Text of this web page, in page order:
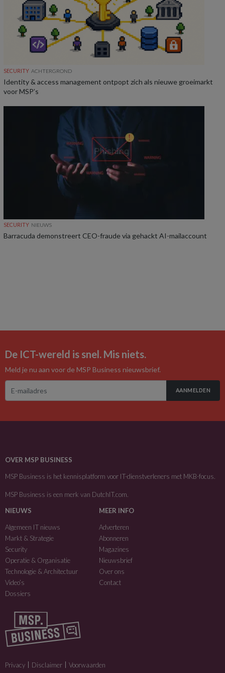
SECURITY ACHTERGROND
Identity & access management ontpopt zich als nieuwe groeimarkt
voor MSP’s
SECURITY NIEUWS
Barracuda demonstreert CEO-fraude via gehackt AI-mailaccount
De ICT-wereld is snel. Mis niets.
Meld je nu aan voor de MSP Business nieuwsbrief.
AANMELDEN
OVER MSP BUSINESS
MSP Business is het kennisplatform voor IT-dienstverleners met MKB-focus.
MSP Business is een merk van DutchIT.com.
NIEUWS
Algemeen IT nieuws
Markt & Strategie
Security
Operatie & Organisatie
Technologie & Architectuur
Video’s
Dossiers
MEER INFO
Adverteren
Abonneren
Magazines
Nieuwsbrief
Over ons
Contact
Privacy Disclaimer Voorwaarden